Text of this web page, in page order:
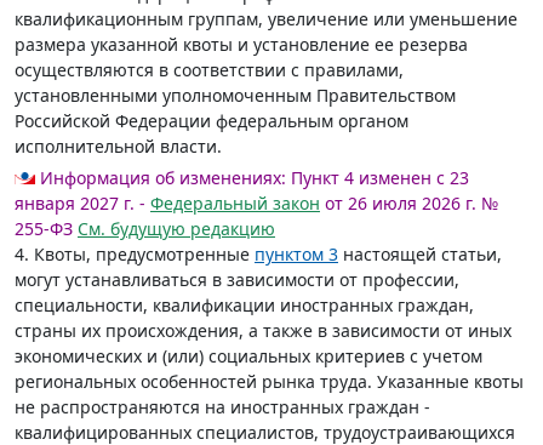
квалификационным группам, увеличение или уменьшение
размера указанной квоты и установление ее резерва
осуществляются в соответствии с правилами,
установленными уполномоченным Правительством
Российской Федерации федеральным органом
исполнительной власти.
Информация об изменениях: Пункт 4 изменен с 23
января 2027 г. - Федеральный закон от 26 июля 2026 г. №
255-ФЗ См. будущую редакцию
4. Квоты, предусмотренные пунктом 3 настоящей статьи,
могут устанавливаться в зависимости от профессии,
специальности, квалификации иностранных граждан,
страны их происхождения, а также в зависимости от иных
экономических и (или) социальных критериев с учетом
региональных особенностей рынка труда. Указанные квоты
не распространяются на иностранных граждан -
квалифицированных специалистов, трудоустраивающихся